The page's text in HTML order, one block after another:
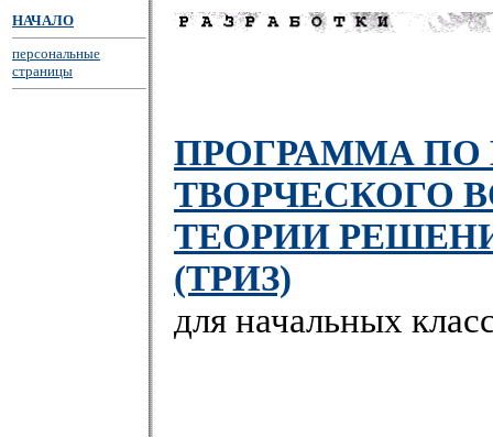
НАЧАЛО
персональные
страницы
ПРОГРАММА ПО
ТВОРЧЕСКОГО
ТЕОРИИ
(ТРИЗ)
для начальных